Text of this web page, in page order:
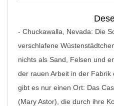
- Chuckawalla, Nevada: Die
verschlafene
nichts als Sand, Felsen und
der rauen Arbeit in der Fabrik
gibt es nur einen Ort: Das
(Mary Astor), die durch ihre